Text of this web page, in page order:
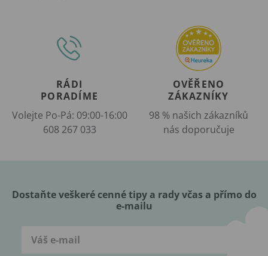
RÁDI
PORADÍME
Volejte Po-Pá: 09:00-16:00
608 267 033
OVĚŘENO
ZÁKAZNÍKY
98 % našich zákazníků
nás doporučuje
Dostaňte veškeré cenné tipy a rady včas a přímo do
e-mailu